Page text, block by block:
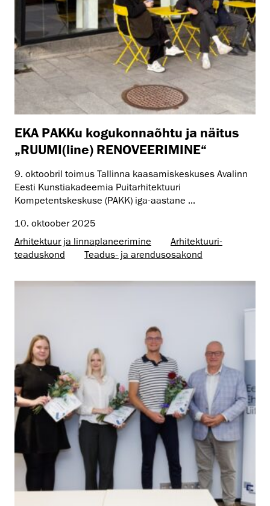
EKA PAKKu kogukonnaõhtu ja näitus
„RUUMI(line) RENOVEERIMINE“
9. oktoobril toimus Tallinna kaasamiskeskuses Avalinn
Eesti Kunstiakadeemia Puitarhitektuuri
Kompetentskeskuse (PAKK) iga-aastane ...
10. oktoober 2025
Arhitektuur ja linnaplaneerimine
Arhitektuuri­
teaduskond
Teadus- ja arendusosakond